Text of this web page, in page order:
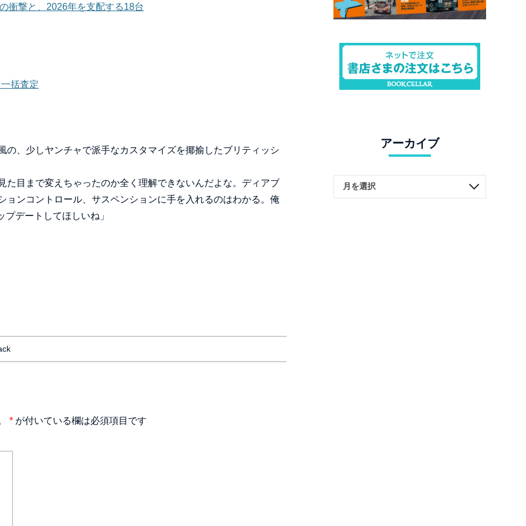
衝撃と、2026年を支配する18台
括査定
、少しヤンチャで派手なカスタマイズを揶揄したブリティッシ
目まで変えちゃったのか全く理解できないんだよな。ディアブ
ンコントロール、サスペンションに手を入れるのはわかる。俺
デートしてほしいね」
* が付いている欄は必須項目です
アーカイブ